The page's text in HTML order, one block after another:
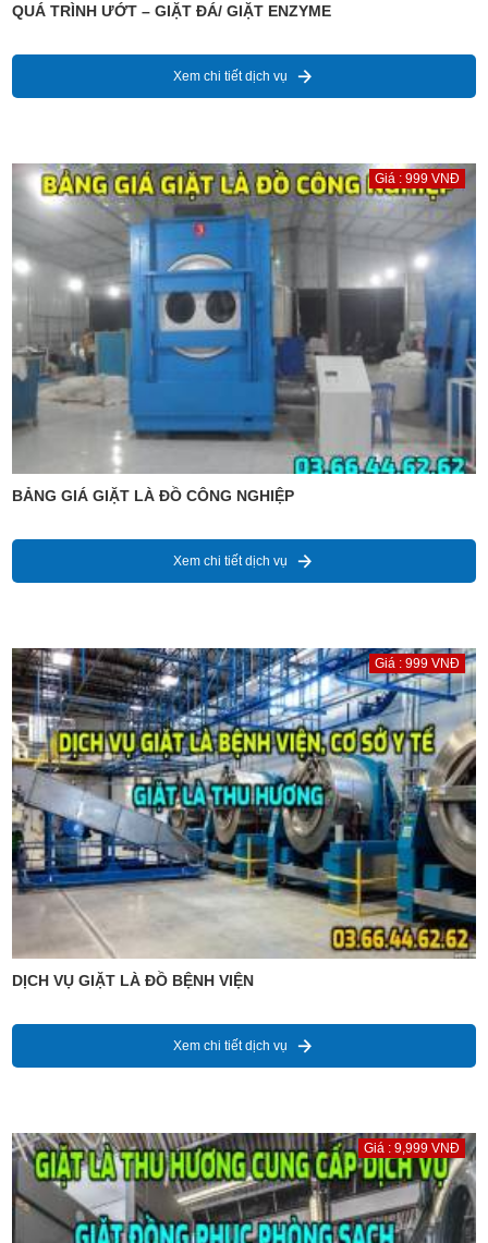
QUÁ TRÌNH ƯỚT – GIẶT ĐÁ/ GIẶT ENZYME
Xem chi tiết dịch vụ
Giá : 999 VNĐ
BẢNG GIÁ GIẶT LÀ ĐỒ CÔNG NGHIỆP
Xem chi tiết dịch vụ
Giá : 999 VNĐ
DỊCH VỤ GIẶT LÀ ĐỒ BỆNH VIỆN
Xem chi tiết dịch vụ
Giá : 9,999 VNĐ